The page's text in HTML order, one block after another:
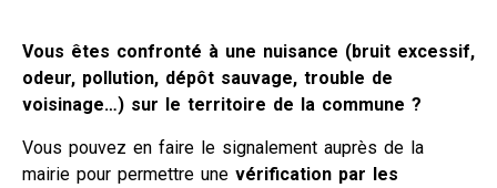
Vous êtes confronté à une nuisance (bruit excessif,
odeur, pollution, dépôt sauvage, trouble de
voisinage…) sur le territoire de la commune ?
Vous pouvez en faire le signalement auprès de la
mairie pour permettre une vérification par les